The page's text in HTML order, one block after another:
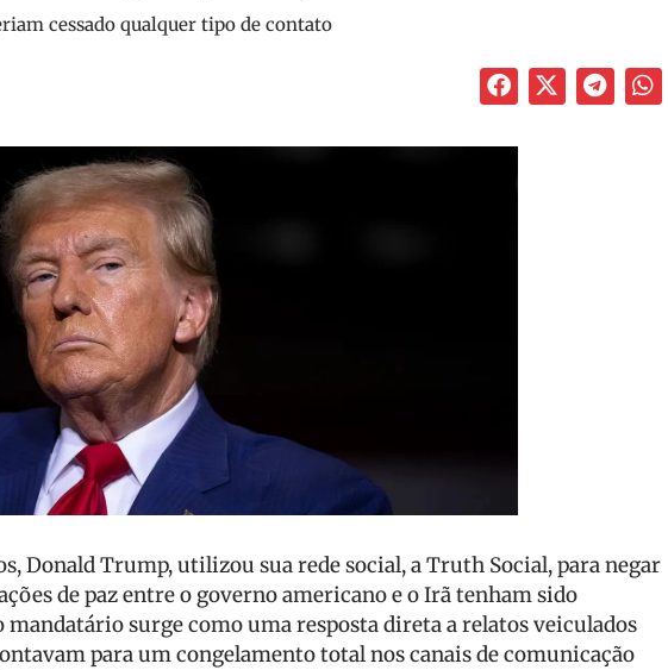
cessado qualquer tipo de contato
Donald Trump, utilizou sua rede social, a Truth Social, para negar
de paz entre o governo americano e o Irã tenham sido
surge como uma resposta direta a relatos veiculados
para um congelamento total nos canais de comunicação